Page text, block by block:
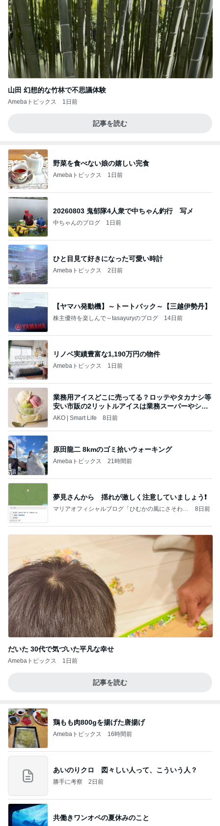
山田 幻想的な竹林で不思議体験
Amebaトピックス 1日前
記事を読む
野菜を食べない娘の嬉しい完食
Amebaトピックス 1日前
20260803 鬼郁隊4人衆で中ちゃん釣行 写メ
中ちゃんのブログ 1日前
ひと目見て好きになった可愛い時計
Amebaトピックス 2日前
【ヤマハ発動機】～トートバック～【三越伊勢丹】
株主優待を楽しんで～tasayuryのブログ 14日前
リノベ実績豊富な1,190万円の物件
Amebaトピックス 1日前
業務用アイスどこに売ってる？ロッテやタカナシ等
安い市販の2リットルアイスは業務スーパーやシャ
トレ
AKO | Smart Life 8日前
原田龍二 8kmのゴミ拾いウォーキング
Amebaトピックス 21時間前
夢見さんから 揺れが激しく注意していましょう❗️
マリアオフィシャルブログ「ひむかの風にさそわれ
8日前
だいた 30代で気づいた平凡な幸せ
Amebaトピックス 1日前
記事を読む
鶏もも肉800gを揚げた唐揚げ
Amebaトピックス 16時間前
あいのりクロ 図々しい人って、こういう人？
勝手に考察 2日前
共働きワンオペの夏休みのこと